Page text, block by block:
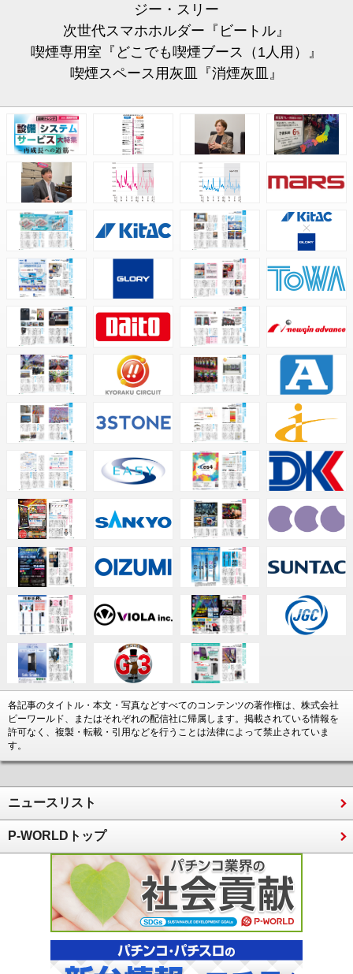
ジー・スリー
次世代スマホホルダー『ビートル』
喫煙専用室『どこでも喫煙ブース（1人用）』
喫煙スペース用灰皿『消煙灰皿』
各記事のタイトル・本文・写真などすべてのコンテンツの著作権は、株式会社
ピーワールド、またはそれぞれの配信社に帰属します。掲載されている情報を
許可なく、複製・転載・引用などを行うことは法律によって禁止されていま
す。
ニュースリスト
P-WORLDトップ